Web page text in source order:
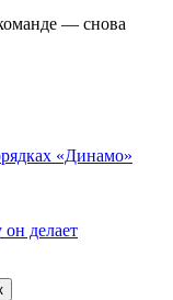
— снова
«Динамо»
делает